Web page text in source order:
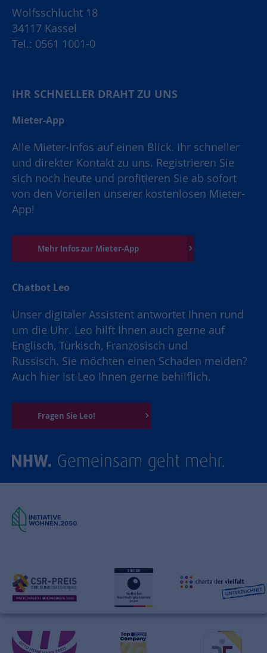
Wolfsschlucht 18
34117 Kassel
Tel.: 0561 1001-0
IHR SCHNELLER DRAHT ZU UNS
Mieter-App
Alle Mieter-Infos auf einen Blick. Ihr schneller
und direkter Kontakt zu uns. Registrieren Sie
sich noch heute und profitieren Sie ab sofort
von den Vorteilen unserer kostenlosen Mieter-
App!
Mehr Infos zur Mieter-App
Chatbot Leo
Unser digitaler Assistent antwortet Ihnen rund
um die Uhr. Leo hilft Ihnen auch gerne auf
Englisch, Türkisch, Französisch und
Russisch. Sie möchten einen Schaden melden?
Auch hier ist Leo Ihnen gerne behilflich.
Fragen Sie Leo!